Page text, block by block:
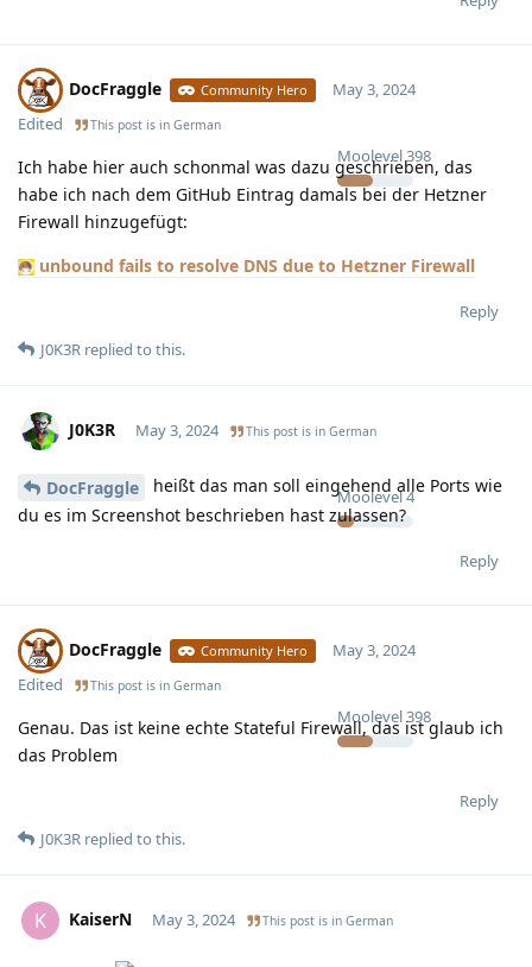
DocFraggle Community Hero
Moolevel398
May 3, 2024
Edited
This post is in German
Ich habe hier auch schonmal was dazu geschrieben, das
habe ich nach dem GitHub Eintrag damals bei der Hetzner
Firewall hinzugefügt:
unbound fails to resolve DNS due to Hetzner Firewall
Reply
J0K3R replied to this.
J0K3R
Moolevel4
May 3, 2024 This post is in German
DocFraggle
heißt das man soll eingehend alle Ports wie
du es im Screenshot beschrieben hast zulassen?
Reply
DocFraggle Community Hero
Moolevel398
May 3, 2024
Edited
This post is in German
Genau. Das ist keine echte Stateful Firewall, das ist glaub ich
das Problem
Reply
J0K3R replied to this.
K KaiserN May 3, 2024 This post is in German